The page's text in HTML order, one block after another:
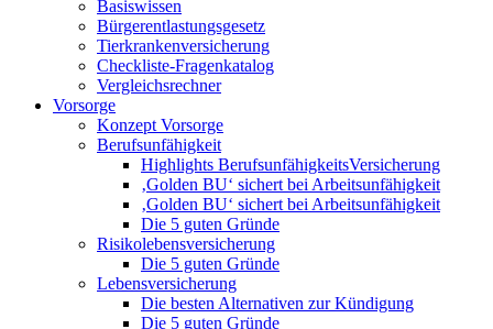
Basiswissen
Bürgerentlastungsgesetz
Tierkrankenversicherung
Checkliste-Fragenkatalog
Vergleichsrechner
Vorsorge
Konzept Vorsorge
Berufsunfähigkeit
Highlights BerufsunfähigkeitsVersicherung
‚Golden BU‘ sichert bei Arbeitsunfähigkeit
‚Golden BU‘ sichert bei Arbeitsunfähigkeit
Die 5 guten Gründe
Risikolebensversicherung
Die 5 guten Gründe
Lebensversicherung
Die besten Alternativen zur Kündigung
Die 5 guten Gründe